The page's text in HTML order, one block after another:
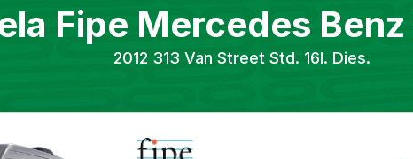
Fipe Mercedes Benz
2012 313 Van Street Std. 16l. Dies.